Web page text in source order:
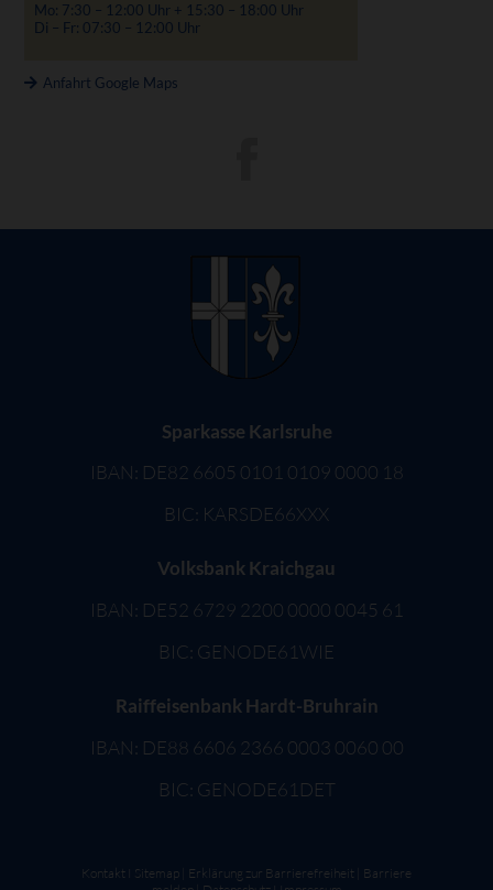
Mo: 7:30 – 12:00 Uhr + 15:30 – 18:00 Uhr
Di – Fr: 07:30 – 12:00 Uhr
Anfahrt Google Maps
Sparkasse Karlsruhe
IBAN: DE82 6605 0101 0109 0000 18
BIC: KARSDE66XXX
Volksbank Kraichgau
IBAN: DE52 6729 2200 0000 0045 61
BIC: GENODE61WIE
Raiffeisenbank Hardt-Bruhrain
IBAN: DE88 6606 2366 0003 0060 00
BIC: GENODE61DET
Kontakt Sitemap Erklärung zur Barrierefreiheit Barriere